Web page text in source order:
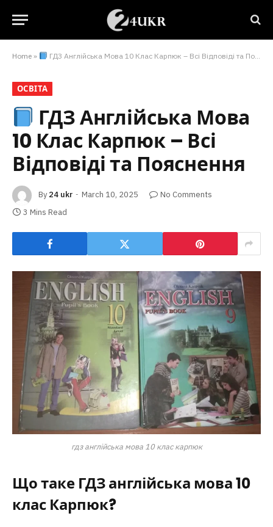
Home » ГДЗ Англійська Мова 10 Клас Карпюк – Всі Відповіді та Пояснення
ОСВІТА
ГДЗ Англійська Мова
10 Клас Карпюк – Всі
Відповіді та Пояснення
By 24 ukr March 10, 2025
No Comments
3 Mins Read
гдз англійська мова 10 клас карпюк
Що таке ГДЗ англійська мова 10
клас Карпюк?